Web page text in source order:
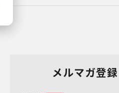
メルマガ登録